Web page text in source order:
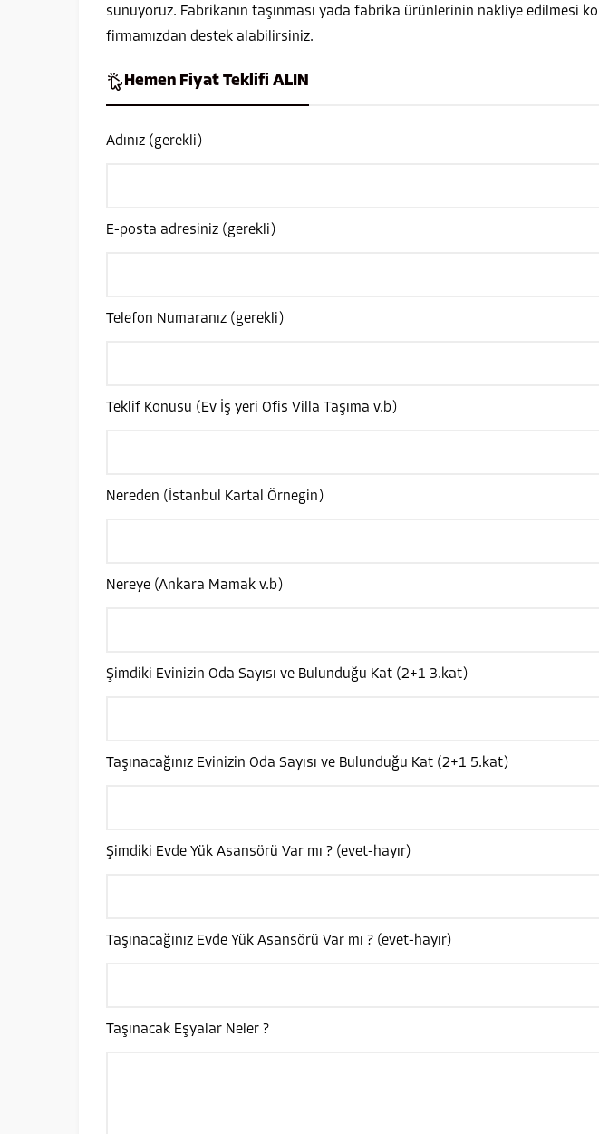
sunuyoruz. Fabrikanın taşınması yada fabrika ürünlerinin nakliye edilmesi
firmamızdan destek alabilirsiniz.
Hemen Fiyat Teklifi ALIN
Adınız (gerekli)
E-posta adresiniz (gerekli)
Telefon Numaranız (gerekli)
Teklif Konusu (Ev İş yeri Ofis Villa Taşıma v.b)
Nereden (İstanbul Kartal Örnegin)
Nereye (Ankara Mamak v.b)
Şimdiki Evinizin Oda Sayısı ve Bulunduğu Kat (2+1 3.kat)
Taşınacağınız Evinizin Oda Sayısı ve Bulunduğu Kat (2+1 5.kat)
Şimdiki Evde Yük Asansörü Var mı ? (evet-hayır)
Taşınacağınız Evde Yük Asansörü Var mı ? (evet-hayır)
Taşınacak Eşyalar Neler ?